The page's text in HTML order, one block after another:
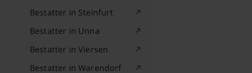
Bestatter in Steinfurt
Bestatter in Unna
Bestatter in Viersen
Bestatter in Warendorf